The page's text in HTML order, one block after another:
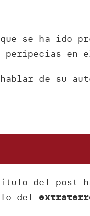
se ha ido
peripecias en
hablar de su
del post
del